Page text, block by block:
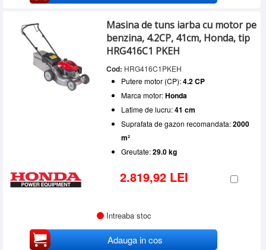
Masina de tuns iarba cu motor pe
benzina, 4.2CP, 41cm, Honda, tip
HRG416C1 PKEH
Cod: HRG416C1PKEH
Putere motor (CP):4.2 CP
Marca motor:Honda
Latime de lucru:41 cm
Suprafata de gazon recomandata:2000
m²
Greutate:29.0 kg
2.819,92 LEI
Intreaba stoc
Adauga in cos